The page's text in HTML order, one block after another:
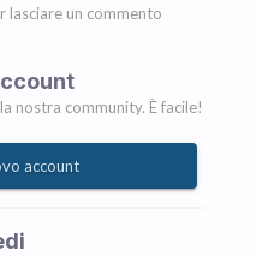
lasciare un commento
nostra community. È facile!
account